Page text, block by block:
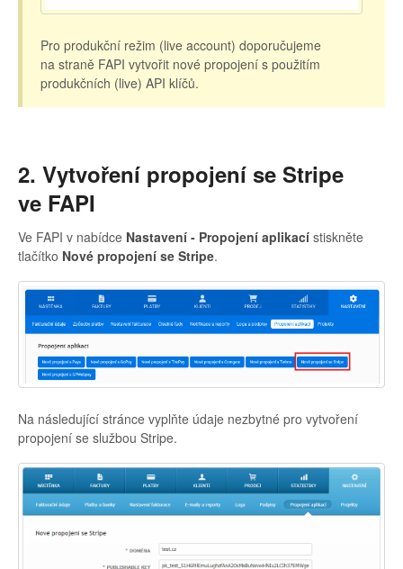
Pro produkční režim (live account) doporučujeme
na straně FAPI vytvořit nové propojení s použitím
produkčních (live) API klíčů.
2. Vytvoření propojení se Stripe
ve FAPI
Ve FAPI v nabídce Nastavení - Propojení aplikací stiskněte
tlačítko Nové propojení se Stripe.
Na následující stránce vyplňte údaje nezbytné pro vytvoření
propojení se službou Stripe.